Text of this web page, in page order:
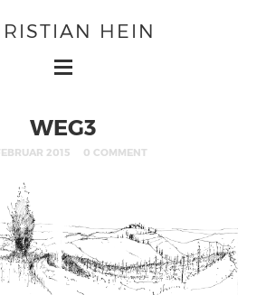
HEIN
WEG3
2015 0 COMMENT